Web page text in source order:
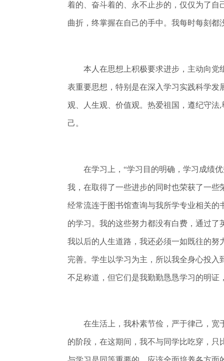
着的、奋斗着的、永不止步的，仅仅为了
曲折，终掌握在自己的手中。我每时每刻
本人在思想上积极要求进步，主动向党组
表重要思想，特别是在深入学习实践科学
观、人生观、价值观。热爱祖国，遵纪守
己。
在学习上，“学习目的明确，学习成绩优
我，在取得了一些进步的同时也荣获了一
经常流连于图书馆查询与我所学专业相关
的学习。我的这些努力都没有白费，通过
我以后的人生道路，我还必须一如既往的
完善。学生以学习为主，所以我全身心投
不足称道，但它们是我勤勤恳恳学习的明证
在生活上，我朴素节俭，严于律己，宽于
的阶段，在这期间，我不与同学比吃穿，只